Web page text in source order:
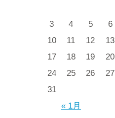
« 1月
3
4 5 6
10
11 12 13
17
18 19 20
24
25 26 27
31